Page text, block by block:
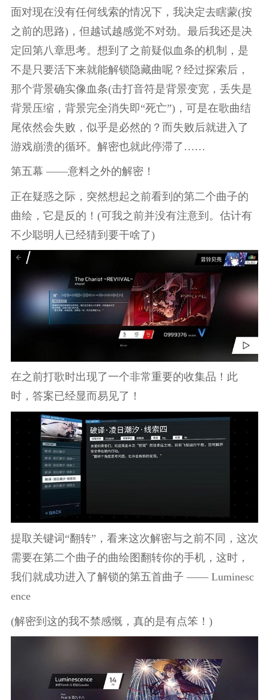
面对现在没有任何线索的情况下，我决定去瞎蒙(按
之前的思路)，但越试越感觉不对劲。最后我还是决
定回第八章思考。想到了之前疑似血条的机制，是
不是只要活下来就能解锁隐藏曲呢？经过探索后，
那个背景确实像血条(击打音符是背景变宽，丢失是
背景压缩，背景完全消失即“死亡”)，可是在歌曲结
尾依然会失败，似乎是必然的？而失败后就进入了
游戏崩溃的循环。解密也就此停滞了……
第五幕 ——意料之外的解密！
正在疑惑之际，突然想起之前看到的第二个曲子的
曲绘，它是反的！(可我之前并没有注意到。估计有
不少聪明人已经猜到要干啥了)
在之前打歌时出现了一个非常重要的收集品！此
时，答案已经显而易见了！
提取关键词“翻转”，看来这次解密与之前不同，这次
需要在第二个曲子的曲绘图翻转你的手机，这时，
我们就成功进入了解锁的第五首曲子 —— Luminesc
ence
(解密到这的我不禁感慨，真的是有点笨！)